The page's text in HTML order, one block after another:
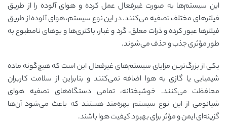
این سیستم‌ها به صورت غیرفعال عمل کرده و هوای آلوده را از طریق
فیلترهای مختلف تصفیه می‌کنند. در این نوع سیستم، هوای آلوده از طریق
فیلترها عبور کرده و ذرات معلق، گرد و غبار، باکتری‌ها و بوهای نامطبوع به
طور مؤثری جذب و حذف می‌شوند.
یکی از بزرگ‌ترین مزایای سیستم‌های غیرفعال این است که هیچ‌گونه ماده
شیمیایی یا گازی به هوا اضافه نمی‌کنند و بنابراین از سلامت کاربران
محافظت می‌کنند. خوشبختانه، تمامی دستگاه‌های تصفیه هوای
شیائومی از این نوع سیستم بهره‌مند هستند که باعث می‌شود آن‌ها
گزینه‌ای ایمن و مؤثر برای بهبود کیفیت هوا باشند.